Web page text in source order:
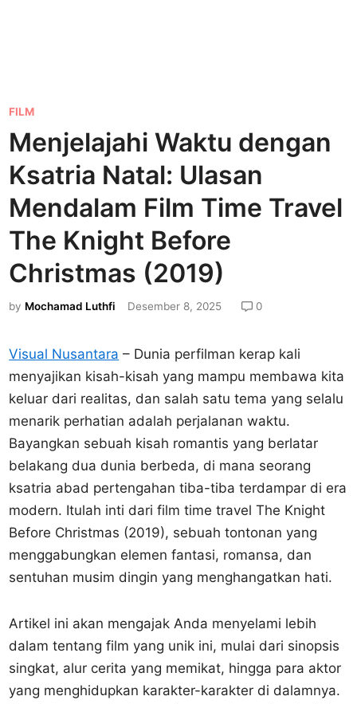
P
o
s
e
d
n
FILM
Menjelajahi Waktu dengan
Ksatria Natal: Ulasan
Mendalam Film Time Travel
The Knight Before
Christmas (2019)
by Mochamad Luthfi Desember 8, 2025 0
Visual Nusantara – Dunia perfilman kerap kali
menyajikan kisah-kisah yang mampu membawa kita
keluar dari realitas, dan salah satu tema yang selalu
menarik perhatian adalah perjalanan waktu.
Bayangkan sebuah kisah romantis yang berlatar
belakang dua dunia berbeda, di mana seorang
ksatria abad pertengahan tiba-tiba terdampar di era
modern. Itulah inti dari film time travel The Knight
Before Christmas (2019), sebuah tontonan yang
menggabungkan elemen fantasi, romansa, dan
sentuhan musim dingin yang menghangatkan hati.
Artikel ini akan mengajak Anda menyelami lebih
dalam tentang film yang unik ini, mulai dari sinopsis
singkat, alur cerita yang memikat, hingga para aktor
yang menghidupkan karakter-karakter di dalamnya.